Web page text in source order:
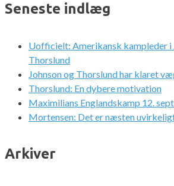
Seneste indlæg
Uofficielt: Amerikansk kampleder i
Thorslund
Johnson og Thorslund har klaret
Thorslund: En dybere motivation
Maximilians Englandskamp 12.
Mortensen: Det er næsten
Arkiver